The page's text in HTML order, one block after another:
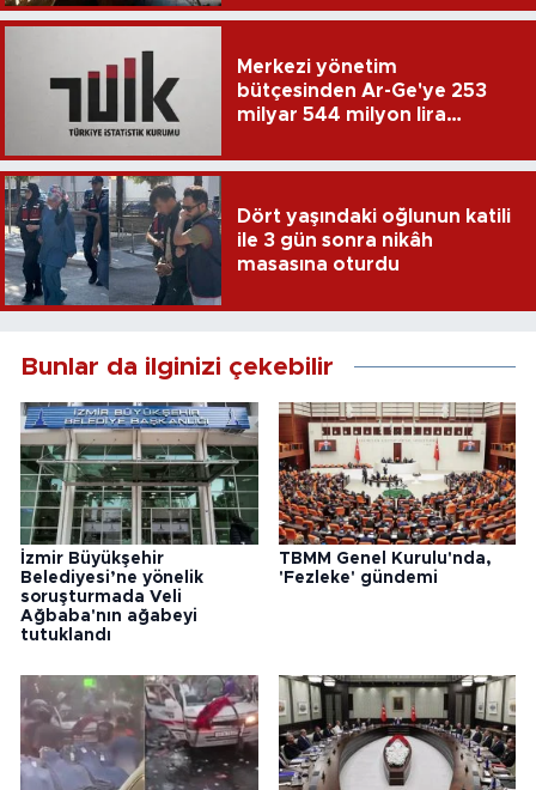
Merkezi yönetim
bütçesinden Ar-Ge'ye 253
milyar 544 milyon lira
Dört yaşındaki oğlunun katili
ile 3 gün sonra nikâh
masasına oturdu
Bunlar da ilginizi çekebilir
İzmir Büyükşehir
Belediyesi’ne yönelik
soruşturmada Veli
Ağbaba'nın ağabeyi
tutuklandı
TBMM Genel Kurulu'nda,
'Fezleke' gündemi